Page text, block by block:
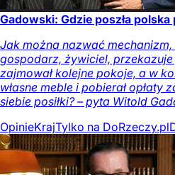
Gadowski: Gdzie poszła
Jak można nazwać
gospodarz, żywiciel,
zajmował kolejne pokoje, a w
własne meble i pobierał
siebie posiłki? – pyta Witold
OpinieKrajTylko na DoRzeczy.pl